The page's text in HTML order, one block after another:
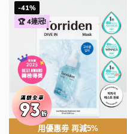
-41%
🏆 4連冠!
用優惠劵 再減5%